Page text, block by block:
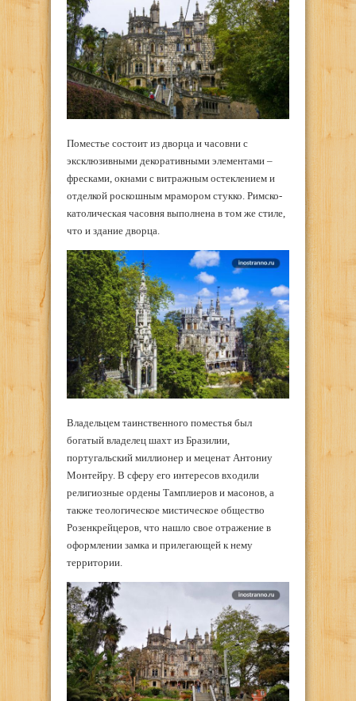
Поместье состоит из дворца и часовни с
эксклюзивными декоративными элементами –
фресками, окнами с витражным остеклением и
отделкой роскошным мрамором стукко. Римско-
католическая часовня выполнена в том же стиле,
что и здание дворца.
Владельцем таинственного поместья был
богатый владелец шахт из Бразилии,
португальский миллионер и меценат Антониу
Монтейру. В сферу его интересов входили
религиозные ордены Тамплиеров и масонов, а
также теологическое мистическое общество
Розенкрейцеров, что нашло свое отражение в
оформлении замка и прилегающей к нему
территории.